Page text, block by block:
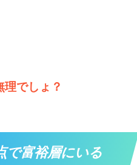
でしょ？
で富裕層にいる